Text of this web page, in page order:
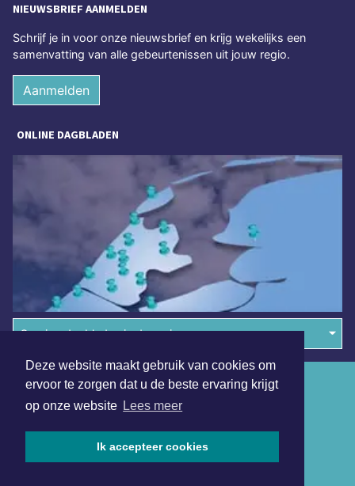
Deze website maakt gebruik van cookies om
ervoor te zorgen dat u de beste ervaring krijgt
op onze website Lees meer
Ik accepteer cookies
NIEUWSBRIEF AANMELDEN
Schrijf je in voor onze nieuwsbrief en krijg wekelijks een
samenvatting van alle gebeurtenissen uit jouw regio.
Aanmelden
ONLINE DAGBLADEN
Overige dagbladen in de regio
Algemene voorwaarden
Disclaimer